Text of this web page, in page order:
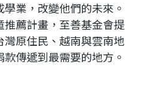
業，改變他們的未來。
薦計畫，至善基金會提
原住民、越南與雲南地
傳遞到最需要的地方。